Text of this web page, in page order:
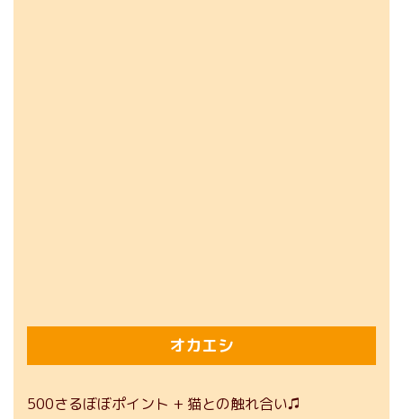
オカエシ
500さるぼぼポイント + 猫との触れ合い♫